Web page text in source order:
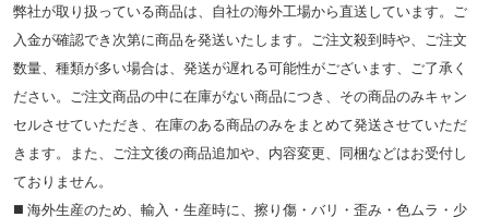
弊社が取り扱っている商品は、自社の海外工場から直送しています。ご
入金が確認でき次第に商品を発送いたします。ご注文殺到時や、ご注文
数量、種類が多い場合は、発送が遅れる可能性がございます、ご了承く
ださい。ご注文商品の中に在庫がない商品につき、その商品のみキャン
セルさせていただき、在庫のある商品のみをまとめて発送させていただ
きます。また、ご注文後の商品追加や、内容変更、同梱などはお受付し
ておりません。
◼️ 海外⽣産のため、輸⼊・⽣産時に、擦り傷・バリ・歪み・色ムラ・少